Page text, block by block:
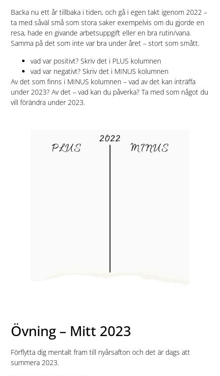
Backa nu ett år tillbaka i tiden, och gå i egen takt igenom 2022 –
ta med såväl små som stora saker exempelvis om du gjorde en
resa, hade en givande arbetsuppgift eller en bra rutin/vana.
Samma på det som inte var bra under året – stort som smått.
vad var positivt? Skriv det i PLUS kolumnen
vad var negativt? Skriv det i MINUS kolumnen
Av det som finns i MINUS kolumnen – vad av det kan inträffa
under 2023? Av det – vad kan du påverka? Ta med som något du
vill förändra under 2023.
Övning – Mitt 2023
Förflytta dig mentalt fram till nyårsafton och det är dags att
summera 2023.